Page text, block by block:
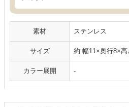
素材 ステンレス
サイズ 約 幅11×奥行8×高
カラー展開 -